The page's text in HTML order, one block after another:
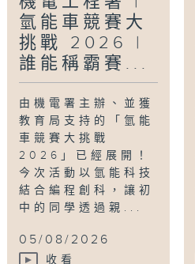
氫能車競賽大
挑戰 2026 |
誰能稱霸賽...
由機電署主辦、並獲
教育局支持的「氫能
車競賽大挑戰
2026」已經展開！
今次活動以氫能科技
結合編程創科，讓初
中的同學透過親...
05/08/2026
收看